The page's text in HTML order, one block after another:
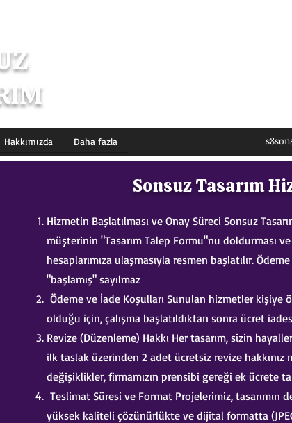
Hakkımızda Daha fazla
Sonsuz Tasarım
Hizmetin Başlatılması ve Onay Süreci Sonsuz
müşterinin "Tasarım Talep Formu"nu doldurması
hesaplarımıza ulaşmasıyla resmen başlatılır.
"başlamış" sayılmaz
Ödeme ve İade Koşulları Sunulan hizmetler kişiye
olduğu için, çalışma başlatıldıktan sonra ücret
Revize (Düzenleme) Hakkı Her tasarım, sizin
ilk taslak üzerinden 2 adet ücretsiz revize
değişiklikler, firmamızın prensibi gereği ek ücrete
Teslimat Süresi ve Format Projelerimiz, tasarımın
yüksek kaliteli çözünürlükte ve dijital formatta